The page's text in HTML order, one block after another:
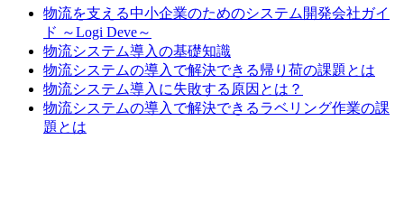
物流を支える中小企業のためのシステム開発会社ガイ
ド ～Logi Deve～
物流システム導入の基礎知識
物流システムの導入で解決できる帰り荷の課題とは
物流システム導入に失敗する原因とは？
物流システムの導入で解決できるラベリング作業の課
題とは